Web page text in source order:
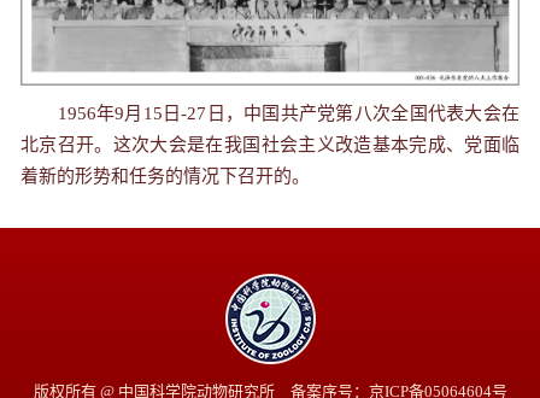
1956年9月15日-27日，中国共产党第八次全国代表大会在
北京召开。这次大会是在我国社会主义改造基本完成、党面临
着新的形势和任务的情况下召开的。
版权所有 @ 中国科学院动物研究所 备案序号：京ICP备05064604号